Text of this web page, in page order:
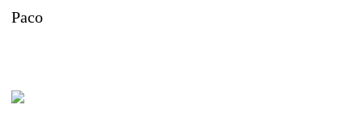
Paco